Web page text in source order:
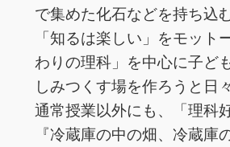
で集めた化石などを持ち込
「知るは楽しい」をモット
わりの理科」を中心に子ど
しみつくす場を作ろうと日
通常授業以外にも、「理科
『冷蔵庫の中の畑、冷蔵庫